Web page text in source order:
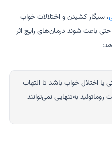
، سیگار کشیدن و اختلالات خواب
باعث شوند درمان‌های رایج اثر
یا اختلال خواب باشد تا التهاب
به‌تنهایی نمی‌توانند